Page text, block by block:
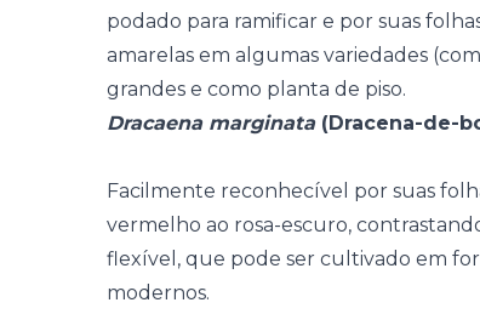
podado para ramificar e por suas
amarelas em algumas variedades
grandes e como planta de piso.
Dracaena marginata(Dracena-de-
Facilmente reconhecível por suas
vermelho ao rosa-escuro,
flexível, que pode ser cultivado em
modernos.